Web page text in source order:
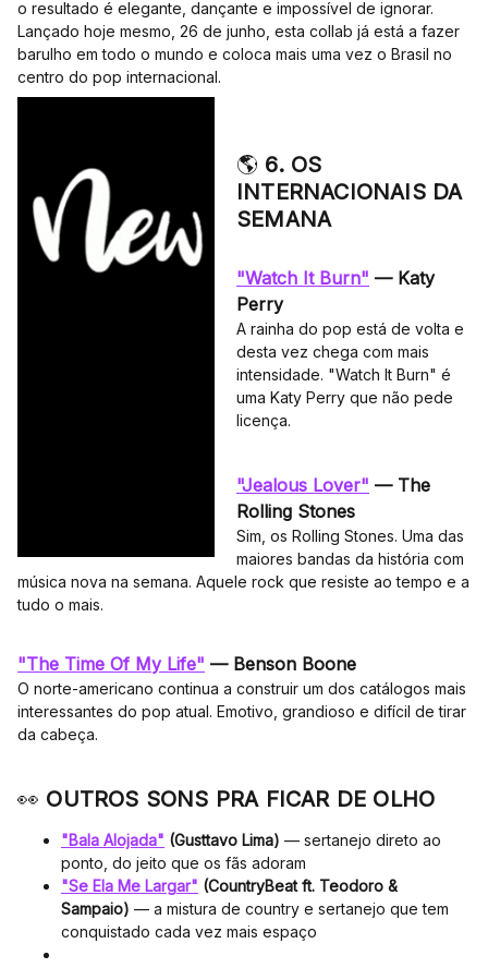
o resultado é elegante, dançante e impossível de ignorar.
Lançado hoje mesmo, 26 de junho, esta collab já está a fazer
barulho em todo o mundo e coloca mais uma vez o Brasil no
centro do pop internacional.
🌎 6. OS
INTERNACIONAIS DA
SEMANA
"Watch It Burn" — Katy
Perry
A rainha do pop está de volta e
desta vez chega com mais
intensidade. "Watch It Burn" é
uma Katy Perry que não pede
licença.
"Jealous Lover" — The
Rolling Stones
Sim, os Rolling Stones. Uma das
maiores bandas da história com
música nova na semana. Aquele rock que resiste ao tempo e a
tudo o mais.
"The Time Of My Life" — Benson Boone
O norte-americano continua a construir um dos catálogos mais
interessantes do pop atual. Emotivo, grandioso e difícil de tirar
da cabeça.
👀 OUTROS SONS PRA FICAR DE OLHO
"Bala Alojada" (Gusttavo Lima) — sertanejo direto ao
ponto, do jeito que os fãs adoram
"Se Ela Me Largar" (CountryBeat ft. Teodoro &
Sampaio) — a mistura de country e sertanejo que tem
conquistado cada vez mais espaço